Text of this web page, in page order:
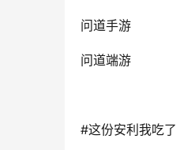
问道手游
问道端游
#这份安利我吃了